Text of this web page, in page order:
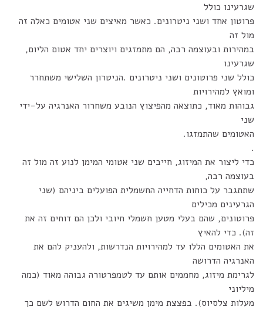
שגרעינו כולל
פרוטון אחד ושני ניטרונים. כאשר מאיצים שני אטומים כאלה זה
מול זה
במהירות ובעוצמה רבה, הם מתמזגים ויוצרים יחד אטום הליום,
שגרעינו
כולל שני פרוטונים ושני ניטרונים .הניטרון השלישי משתחרר
ומואץ למהירויות
גבוהות מאוד, כתוצאה מהפיצוץ הנובע משחרור האנרגיה על-ידי
שני
האטומים שהתמזגו.
.
כדי ליצור את המיזוג, חייבים שני אטומי המימן לנוע זה מול זה
בעוצמה רבה,
שתתגבר על כוחות הדחייה החשמלית הפועלים ביניהם (שני
הגרעינים מכילים
פרוטונים, שהם בעלי מטען חשמלי חיובי ולכן הם דוחים זה את
זה). כדי להאיץ
את האטומים הללו עד למהירויות הנדרשות, ולהעניק להם את
האנרגיה הדרושה
לגרימת מיזוג, מחממים אותם עד לטמפרטורה גבוהה מאוד (כמה
מיליוני
מעלות צלסיוס). בפצצת מימן משיגים את החום הדרוש לשם כך